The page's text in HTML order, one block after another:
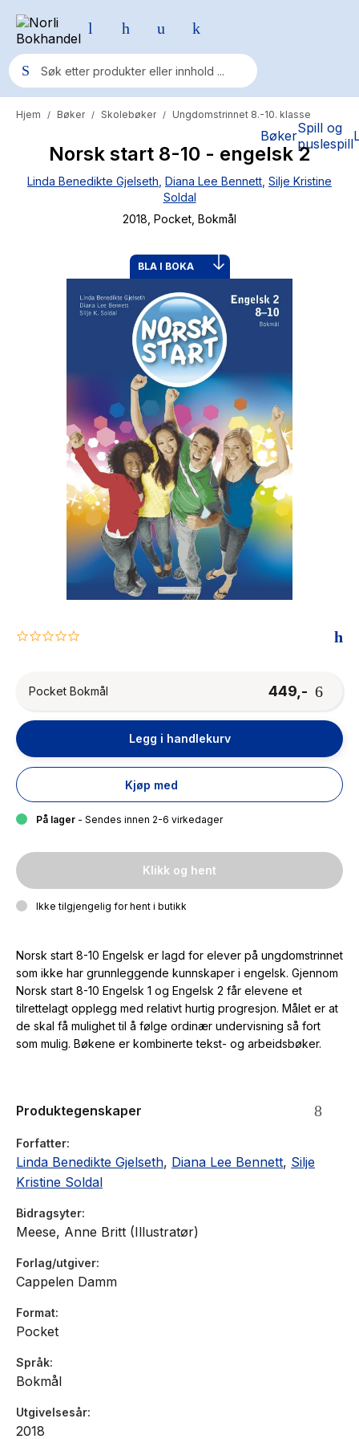
BøkerSpill og
puslespill
Populære søk
Pokemon
One piece
Fury Bound - Sable Sorensen
Hypopressiv trening
Hjem / Bøker / Skolebøker / Ungdomstrinnet 8.-10. klasse
Norsk start 8-10 - engelsk 2
Linda Benedikte Gjelseth Diana Lee Bennett Silje Kristine
Soldal
2018 , Pocket , Bokmål
BLA I BOKA
0.0
Pocket Bokmål
449,-
Legg i handlekurv
Kjøp med
På lager - Sendes innen 2-6 virkedager
Klikk og hent
Ikke tilgjengelig for hent i butikk
Norsk start 8-10 Engelsk er lagd for elever på ungdomstrinnet
som ikke har grunnleggende kunnskaper i engelsk. Gjennom
Norsk start 8-10 Engelsk 1 og Engelsk 2 får elevene et
tilrettelagt opplegg med relativt hurtig progresjon. Målet er at
de skal få mulighet til å følge ordinær undervisning så fort
som mulig. Bøkene er kombinerte tekst- og arbeidsbøker.
Produktegenskaper
Forfatter
Linda Benedikte Gjelseth, Diana Lee Bennett, Silje
Kristine Soldal
Bidragsyter
Meese, Anne Britt (Illustratør)
Forlag/utgiver
Cappelen Damm
Format
Pocket
Språk
Bokmål
Utgivelsesår
2018